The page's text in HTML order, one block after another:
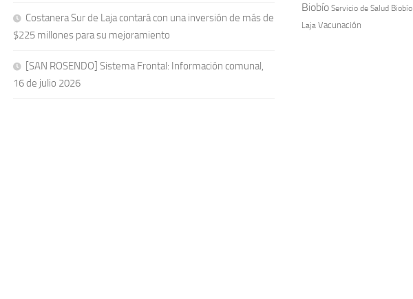
Costanera Sur de Laja contará con una inversión de más de
$225 millones para su mejoramiento
[SAN ROSENDO] Sistema Frontal: Información comunal,
16 de julio 2026
Biobío Servicio de Salud Biobío
Laja Vacunación